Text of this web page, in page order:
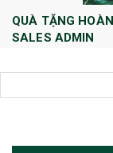
QUÀ TẶNG
SALES ADMIN